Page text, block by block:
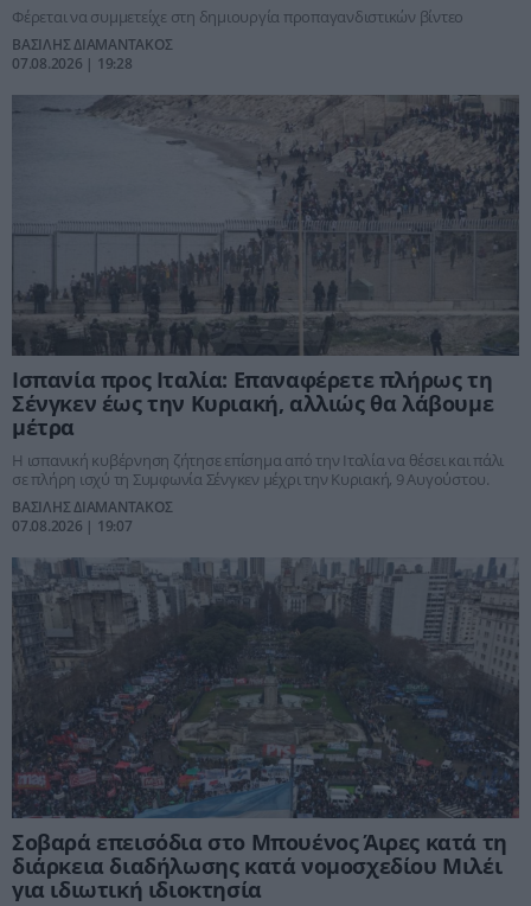
Φέρεται να συμμετείχε στη δημιουργία προπαγανδιστικών βίντεο
ΒΑΣΙΛΗΣ ΔΙΑΜΑΝΤΑΚΟΣ
07.08.2026 | 19:28
Ισπανία προς Ιταλία: Επαναφέρετε πλήρως τη
Σένγκεν έως την Κυριακή, αλλιώς θα λάβουμε
μέτρα
Η ισπανική κυβέρνηση ζήτησε επίσημα από την Ιταλία να θέσει και πάλι
σε πλήρη ισχύ τη Συμφωνία Σένγκεν μέχρι την Κυριακή, 9 Αυγούστου.
ΒΑΣΙΛΗΣ ΔΙΑΜΑΝΤΑΚΟΣ
07.08.2026 | 19:07
Σοβαρά επεισόδια στο Μπουένος Άιρες κατά τη
διάρκεια διαδήλωσης κατά νομοσχεδίου Μιλέι
για ιδιωτική ιδιοκτησία